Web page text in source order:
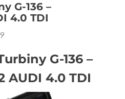
G-136 –
4.0 TDI
G-136 –
AUDI 4.0 TDI